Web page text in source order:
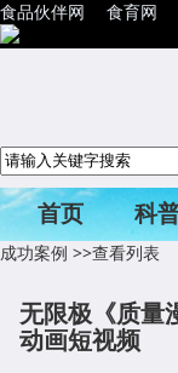
食品伙伴网 食育网
首页 科
科普活动
成功案例 >>查看列表
无限极《质量
动画短视频